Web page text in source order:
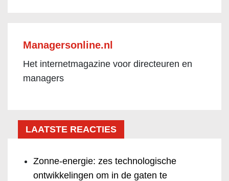
Managersonline.nl
Het internetmagazine voor directeuren en
managers
LAATSTE REACTIES
Zonne-energie: zes technologische
ontwikkelingen om in de gaten te